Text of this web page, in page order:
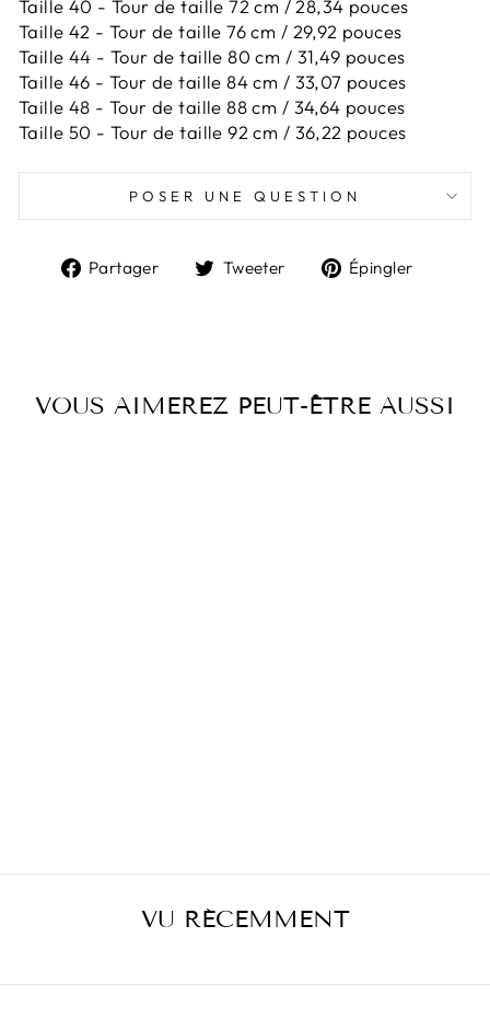
Taille 40 - Tour de taille 72 cm / 28,34 pouces
Taille 42 - Tour de taille 76 cm / 29,92 pouces
Taille 44 - Tour de taille 80 cm / 31,49 pouces
Taille 46 - Tour de taille 84 cm / 33,07 pouces
Taille 48 - Tour de taille 88 cm / 34,64 pouces
Taille 50 - Tour de taille 92 cm / 36,22 pouces
POSER UNE QUESTION
Partager
PartagerTweeter
TweeterÉpingler
VOUS AIMEREZ PEUT-ÊTRE AUSSI
VU RÉCEMMENT